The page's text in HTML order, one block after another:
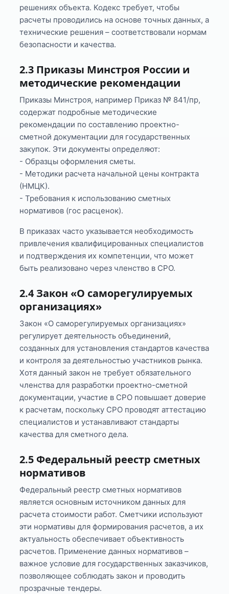
решениях объекта. Кодекс требует, чтобы
расчеты проводились на основе точных данных, а
технические решения – соответствовали нормам
безопасности и качества.
2.3 Приказы Минстроя России и
методические рекомендации
Приказы Минстроя, например Приказ № 841/пр,
содержат подробные методические
рекомендации по составлению проектно-
сметной документации для государственных
закупок. Эти документы определяют:
- Образцы оформления сметы.
- Методики расчета начальной цены контракта
(НМЦК).
- Требования к использованию сметных
нормативов (гос расценок).
В приказах часто указывается необходимость
привлечения квалифицированных специалистов
и подтверждения их компетенции, что может
быть реализовано через членство в СРО.
2.4 Закон «О саморегулируемых
организациях»
Закон «О саморегулируемых организациях»
регулирует деятельность объединений,
созданных для установления стандартов качества
и контроля за деятельностью участников рынка.
Хотя данный закон не требует обязательного
членства для разработки проектно-сметной
документации, участие в СРО повышает доверие
к расчетам, поскольку СРО проводят аттестацию
специалистов и устанавливают стандарты
качества для сметного дела.
2.5 Федеральный реестр сметных
нормативов
Федеральный реестр сметных нормативов
является основным источником данных для
расчета стоимости работ. Сметчики используют
эти нормативы для формирования расчетов, а их
актуальность обеспечивает объективность
расчетов. Применение данных нормативов –
важное условие для государственных заказчиков,
позволяющее соблюдать закон и проводить
прозрачные тендеры.